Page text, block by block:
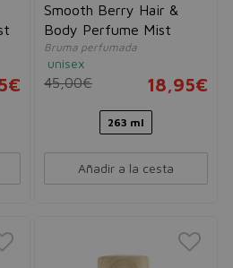
Smooth Berry Hair &
Body Perfume Mist
Bruma perfumada
unisex
45,00€ 18,95€
263 ml
Añadir a la cesta